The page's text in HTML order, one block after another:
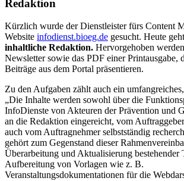
Redaktion
Kürzlich wurde der Dienstleister fürs Content
Website infodienst.bioeg.de gesucht. Heute
inhaltliche Redaktion. Hervorgehoben
Newsletter sowie das PDF einer
Beiträge aus dem Portal präsentieren.
Zu den Aufgaben zählt auch ein
„Die Inhalte werden sowohl über die
InfoDienste von Akteuren der Prävention und
an die Redaktion eingereicht, vom
auch vom Auftragnehmer selbstständig
gehört zum Gegenstand dieser
Überarbeitung und Aktualisierung bestehender
Aufbereitung von Vorlagen wie z. B.
Veranstaltungsdokumentationen für die